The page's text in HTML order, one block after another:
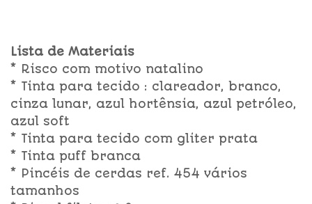
Lista de Materiais
* Risco com motivo natalino
* Tinta para tecido : clareador, branco,
cinza lunar, azul hortênsia, azul petróleo,
azul soft
* Tinta para tecido com gliter prata
* Tinta puff branca
* Pincéis de cerdas ref. 454 vários
tamanhos